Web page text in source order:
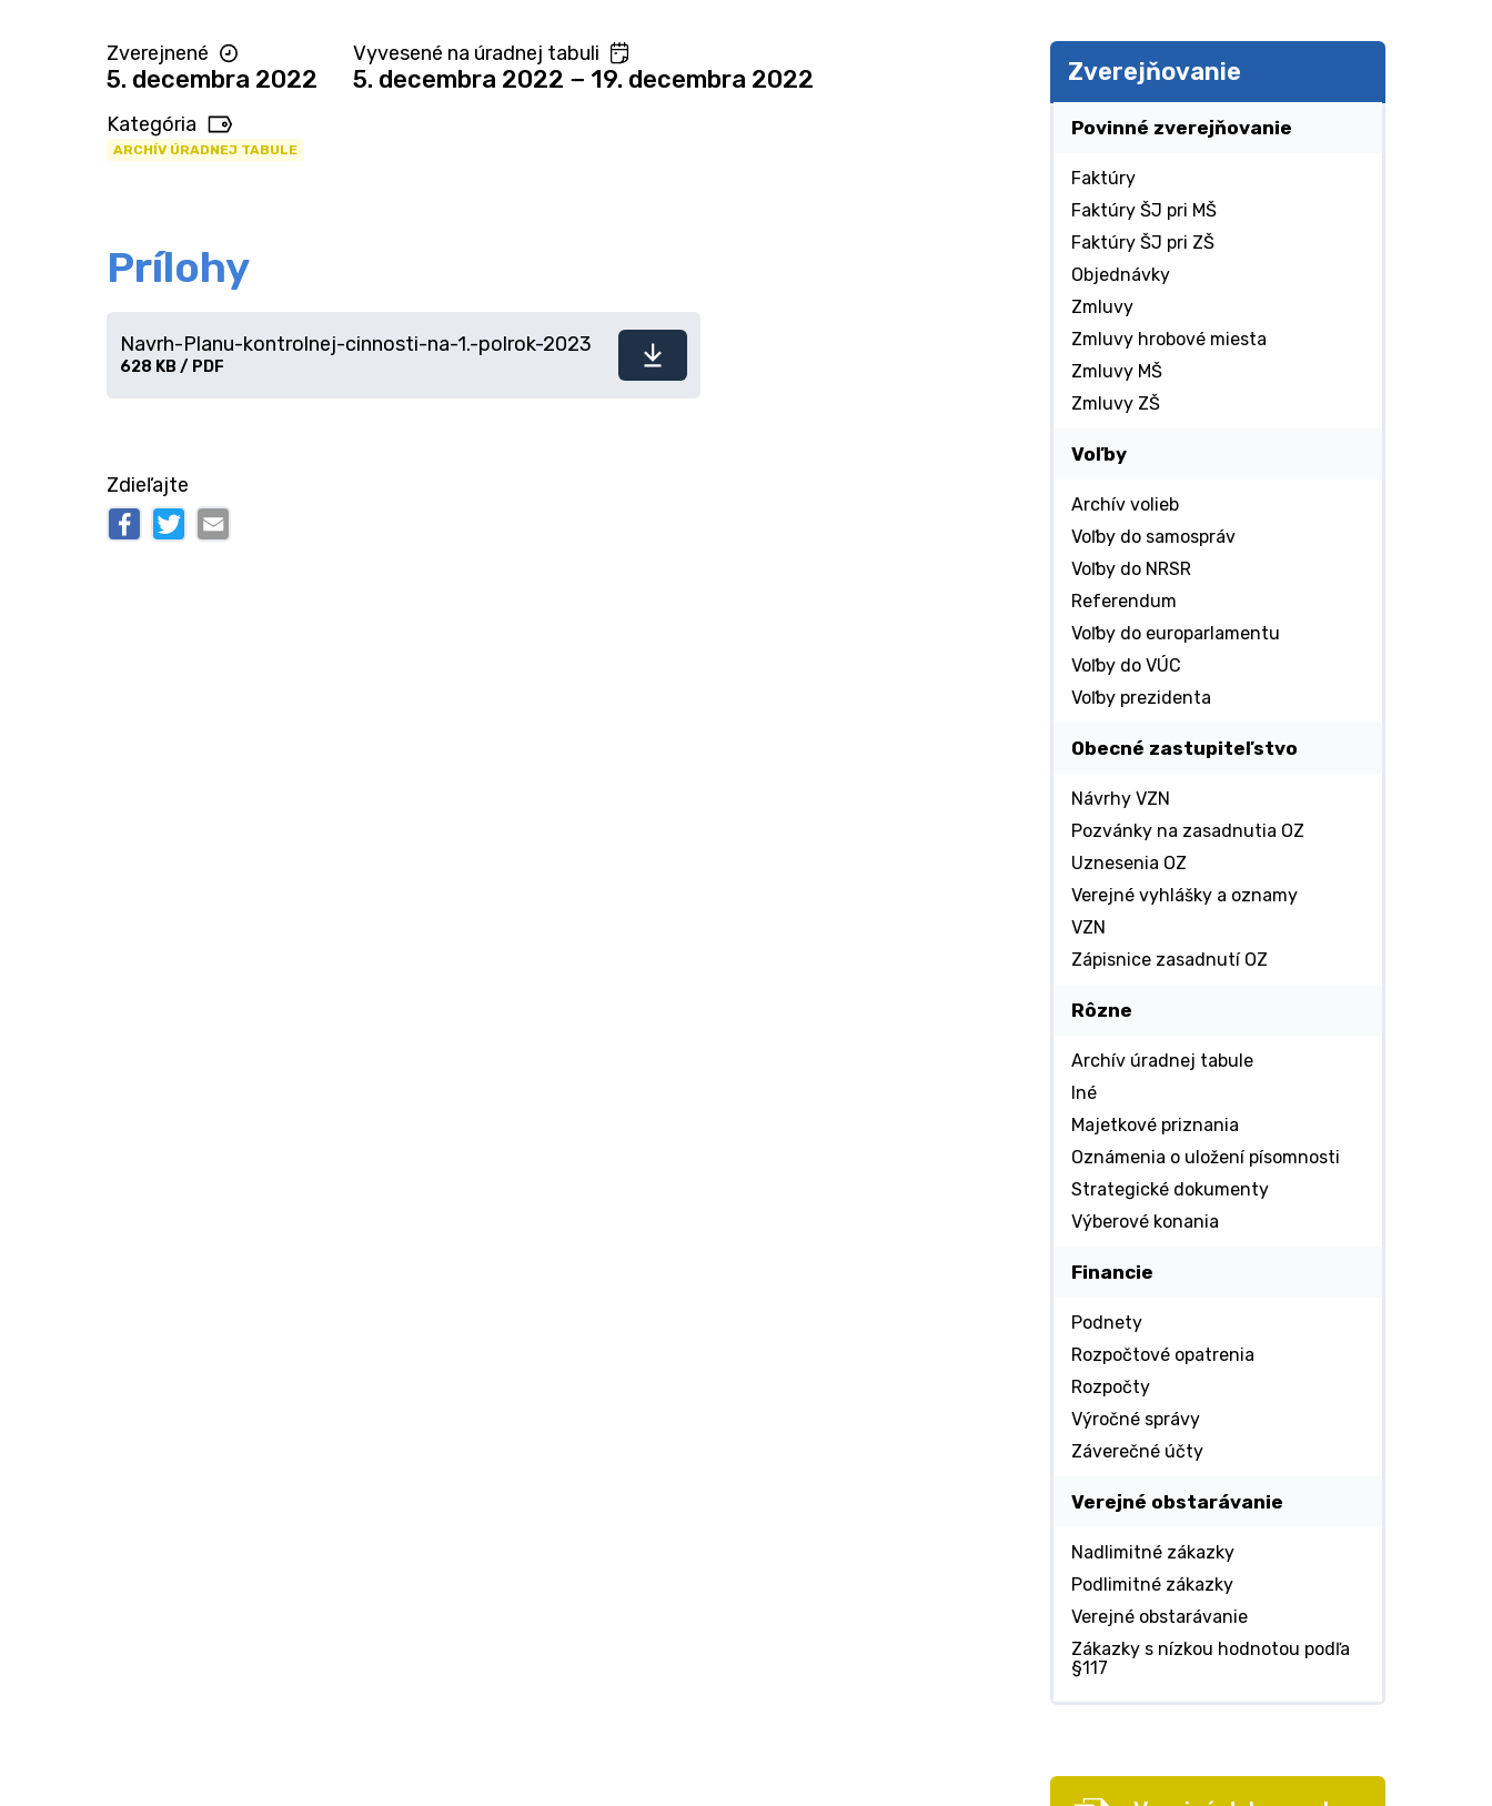
Zverejnené
5. decembra 2022
Vyvesené na úradnej tabuli
5. decembra 2022 − 19. decembra 2022
Kategória
ARCHÍV ÚRADNEJ TABULE
Prílohy
Stiahnuť
Navrh-Planu-kontrolnej-cinnosti-na-1.-polrok-2023
628 KB / PDF
Zdieľajte
Zverejňovanie
Povinné zverejňovanie
Faktúry
Faktúry ŠJ pri MŠ
Faktúry ŠJ pri ZŠ
Objednávky
Zmluvy
Zmluvy hrobové miesta
Zmluvy MŠ
Zmluvy ZŠ
Voľby
Archív volieb
Voľby do samospráv
Voľby do NRSR
Referendum
Voľby do europarlamentu
Voľby do VÚC
Voľby prezidenta
Obecné zastupiteľstvo
Návrhy VZN
Pozvánky na zasadnutia OZ
Uznesenia OZ
Verejné vyhlášky a oznamy
VZN
Zápisnice zasadnutí OZ
Rôzne
Archív úradnej tabule
Iné
Majetkové priznania
Oznámenia o uložení písomnosti
Strategické dokumenty
Výberové konania
Financie
Podnety
Rozpočtové opatrenia
Rozpočty
Výročné správy
Záverečné účty
Verejné obstarávanie
Nadlimitné zákazky
Podlimitné zákazky
Verejné obstarávanie
Zákazky s nízkou hodnotou podľa
§117